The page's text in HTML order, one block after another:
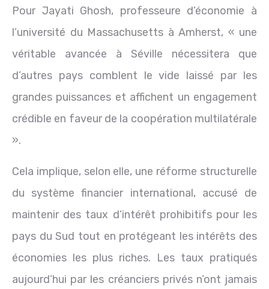
Pour Jayati Ghosh, professeure d’économie à
l’université du Massachusetts à Amherst, « une
véritable avancée à Séville nécessitera que
d’autres pays comblent le vide laissé par les
grandes puissances et affichent un engagement
crédible en faveur de la coopération multilatérale
».
Cela implique, selon elle, une réforme structurelle
du système financier international, accusé de
maintenir des taux d’intérêt prohibitifs pour les
pays du Sud tout en protégeant les intérêts des
économies les plus riches. Les taux pratiqués
aujourd’hui par les créanciers privés n’ont jamais